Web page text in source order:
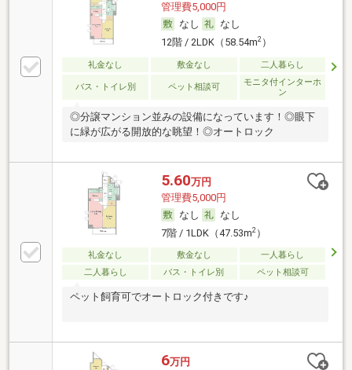
管理費5,000円
なし
なし
12階 / 2LDK（58.54m2）
礼金なし 敷金なし 二人暮らし
バス・トイレ別 ペット相談可
モニタ付インターホ
ン
◎分譲マンション並みの設備になっています！◎眼下
に緑が広がる開放的な眺望！◎オートロック
5.60万円
管理費5,000円
なし
なし
7階 / 1LDK（47.53m2）
礼金なし 敷金なし
一人暮らし
二人暮らし
バス・トイレ別 ペット相談可
ペット飼育可でオートロック付きです♪
6万円